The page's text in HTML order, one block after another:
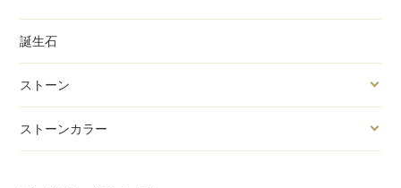
誕生石
ストーン
ストーンカラー